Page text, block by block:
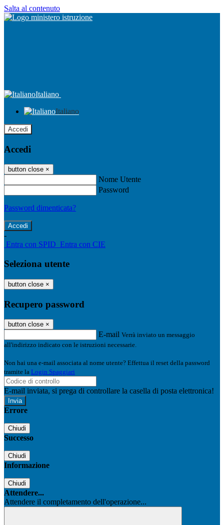
Salta al contenuto
Italiano
Italiano
Accedi
Accedi
button close ×
Nome Utente
Password
Password dimenticata?
-
Entra con SPID Entra con CIE
Seleziona utente
button close ×
Recupero password
button close ×
E-mail Verrà inviato un messaggio
all'indirizzo indicato con le istruzioni necessarie.
Non hai una e-mail associata al nome utente? Effettua il reset della password
tramite la Login Spaggiari
E-mail inviata, si prega di controllare la casella di posta elettronica!
Errore
Chiudi
Successo
Chiudi
Informazione
Chiudi
Attendere...
Attendere il completamento dell'operazione...